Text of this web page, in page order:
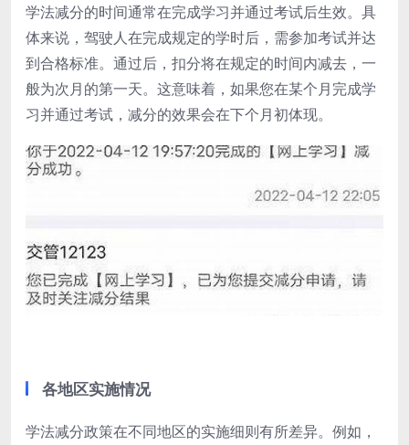
学法减分的时间通常在完成学习并通过考试后生效。具
体来说，驾驶人在完成规定的学时后，需参加考试并达
到合格标准。通过后，扣分将在规定的时间内减去，一
般为次月的第一天。这意味着，如果您在某个月完成学
习并通过考试，减分的效果会在下个月初体现。
各地区实施情况
学法减分政策在不同地区的实施细则有所差异。例如，